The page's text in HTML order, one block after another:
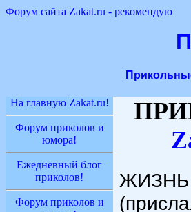
Форум сайта Zakat.ru - рекомендую
На главную Zakat.ru!
Форум приколов и
юмора!
Ежедневный блог
приколов!
Форум приколов и
ЖИЗНЬ